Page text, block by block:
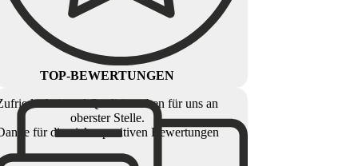
TOP-BEWERTUNGEN
und Qualität stehen für uns an
oberster Stelle.
für die vielen positiven Bewertungen